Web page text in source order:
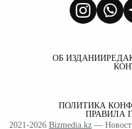
ОБ ИЗДАНИИ
ПОЛИТИКА
ПРАВИЛА
2021-2026 Bizmedia.kz —